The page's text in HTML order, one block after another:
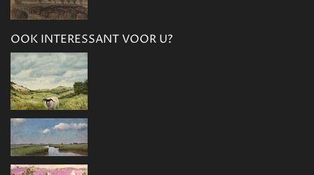
OOK INTERESSANT VOOR U?